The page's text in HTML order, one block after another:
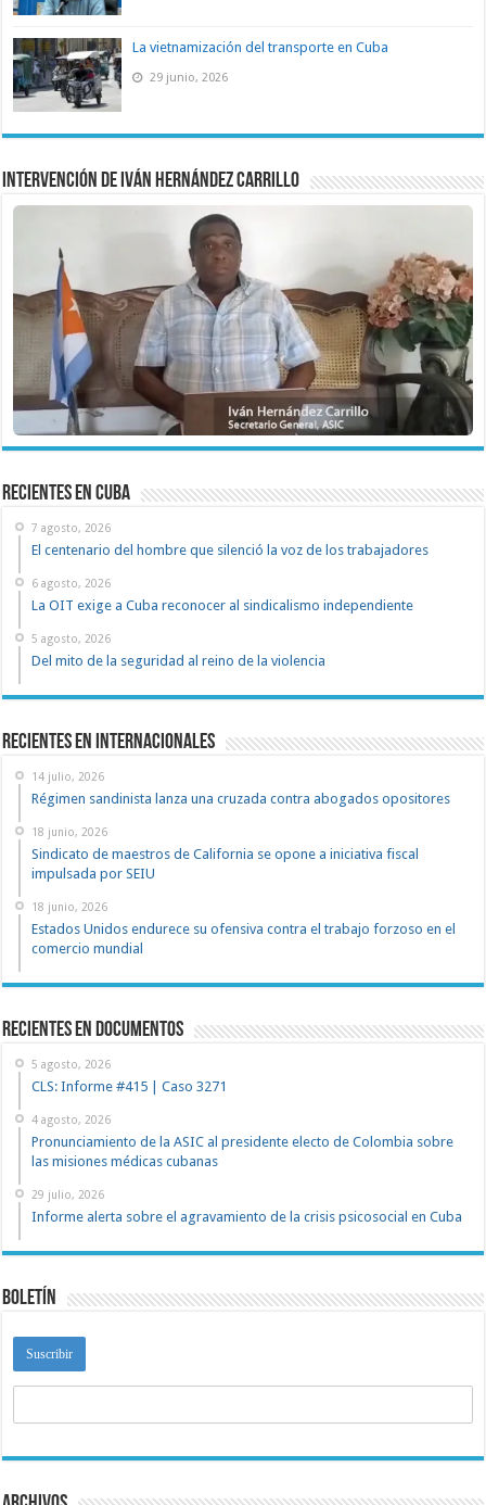
La vietnamización del transporte en Cuba
29 junio, 2026
Intervención de Iván Hernández Carrillo
recientes en cuba
7 agosto, 2026
El centenario del hombre que silenció la voz de los trabajadores
6 agosto, 2026
La OIT exige a Cuba reconocer al sindicalismo independiente
5 agosto, 2026
Del mito de la seguridad al reino de la violencia
Recientes en Internacionales
14 julio, 2026
Régimen sandinista lanza una cruzada contra abogados opositores
18 junio, 2026
Sindicato de maestros de California se opone a iniciativa fiscal
impulsada por SEIU
18 junio, 2026
Estados Unidos endurece su ofensiva contra el trabajo forzoso en el
comercio mundial
recientes en documentos
5 agosto, 2026
CLS: Informe #415 | Caso 3271
4 agosto, 2026
Pronunciamiento de la ASIC al presidente electo de Colombia sobre
las misiones médicas cubanas
29 julio, 2026
Informe alerta sobre el agravamiento de la crisis psicosocial en Cuba
Boletín